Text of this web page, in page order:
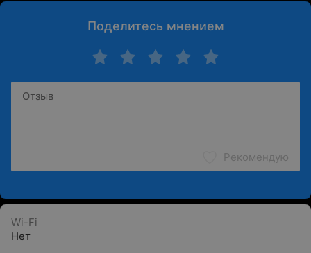
Поделитесь мнением
Рекомендую
Wi-Fi
Нет